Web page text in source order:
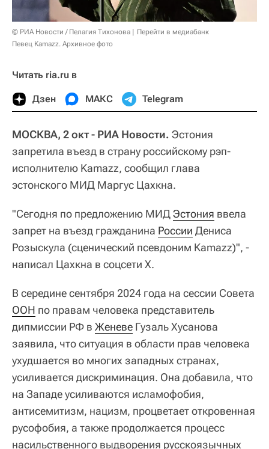
© РИА Новости / Пелагия Тихонова
Перейти в медиабанк
Певец Kamazz. Архивное фото
Читать ria.ru в
Дзен МАКС Telegram
МОСКВА, 2 окт - РИА Новости. Эстония
запретила въезд в страну российскому рэп-
исполнителю Kamazz, сообщил глава
эстонского МИД Маргус Цахкна.
"Сегодня по предложению МИДЭстония ввела
запрет на въезд гражданина России Дениса
Розыскула (сценический псевдоним Kamazz)", -
написал Цахкна в соцсети Х.
В середине сентября 2024 года на сессии Совета
ООН по правам человека представитель
дипмиссии РФ в Женеве Гузаль Хусанова
заявила, что ситуация в области прав человека
ухудшается во многих западных странах,
усиливается дискриминация. Она добавила, что
на Западе усиливаются исламофобия,
антисемитизм, нацизм, процветает откровенная
русофобия, а также продолжается процесс
насильственного выдворения русскоязычных